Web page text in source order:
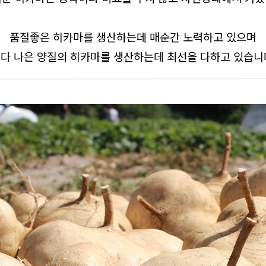
품질좋은 히카마를 생산하는데 매순간 노력하고 있으며
나은 양질의 히카마를 생산하는데 최선을 다하고 있습니